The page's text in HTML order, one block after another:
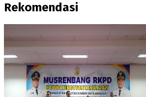
Rekomendasi